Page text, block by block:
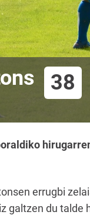
38
errugbi
galtzen du